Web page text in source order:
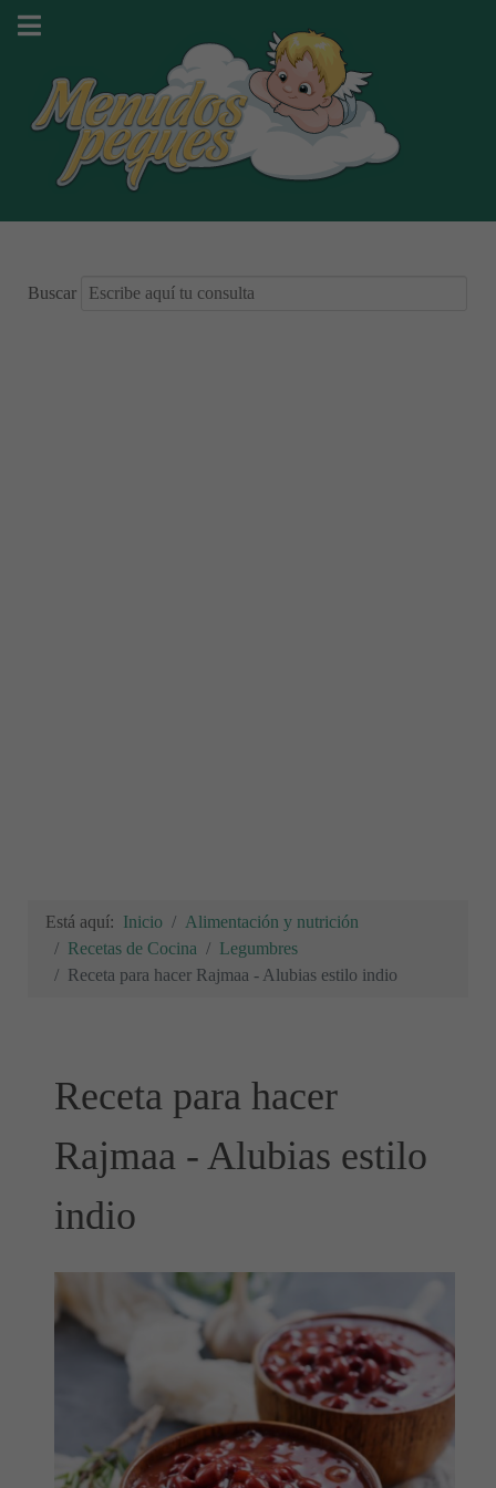
Buscar
Está aquí: Inicio
Alimentación y nutrición
Recetas de Cocina
Legumbres
Receta para hacer Rajmaa - Alubias estilo indio
Receta para hacer
Rajmaa - Alubias estilo
indio